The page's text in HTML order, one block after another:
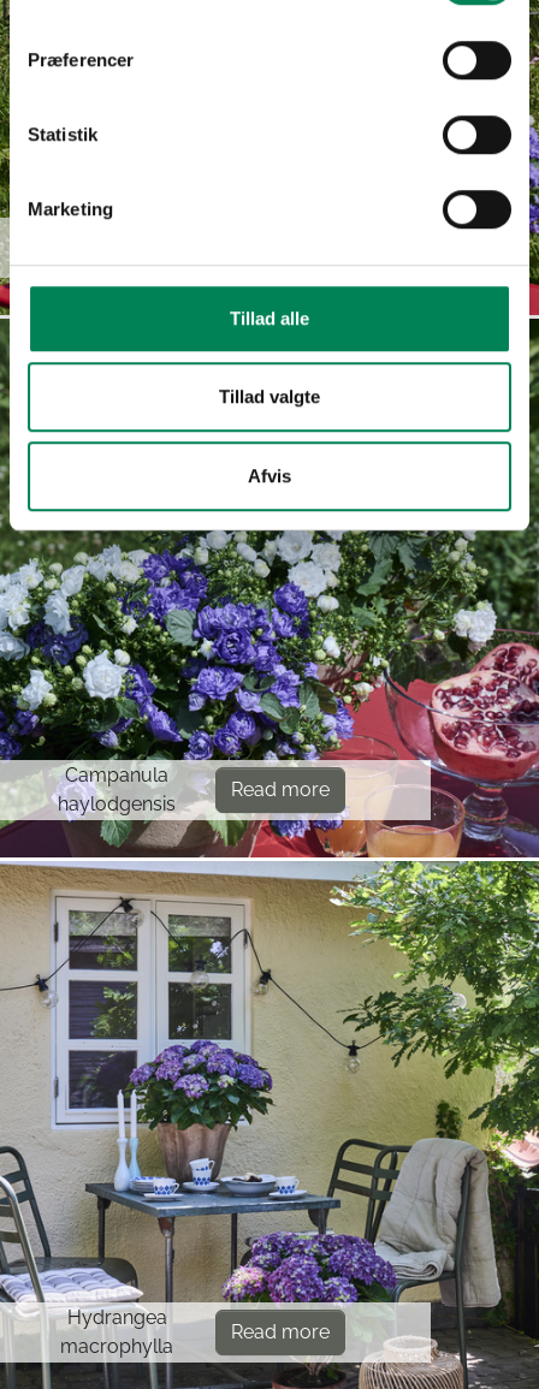
Præferencer
Statistik
Marketing
Tillad alle
Tillad valgte
Afvis
haylodgensis
Campanula
haylodgensis
Read more
Hydrangea
macrophylla
Read more